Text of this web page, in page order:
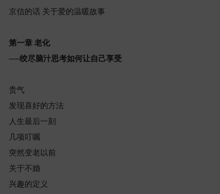
京信的话 关于爱的温暖故事
第一章 老化
──绞尽脑汁思考如何让自己享受
贵气
发现喜好的方法
人生最后一刻
几项叮嘱
突然变老以前
关于不婚
兴趣的定义